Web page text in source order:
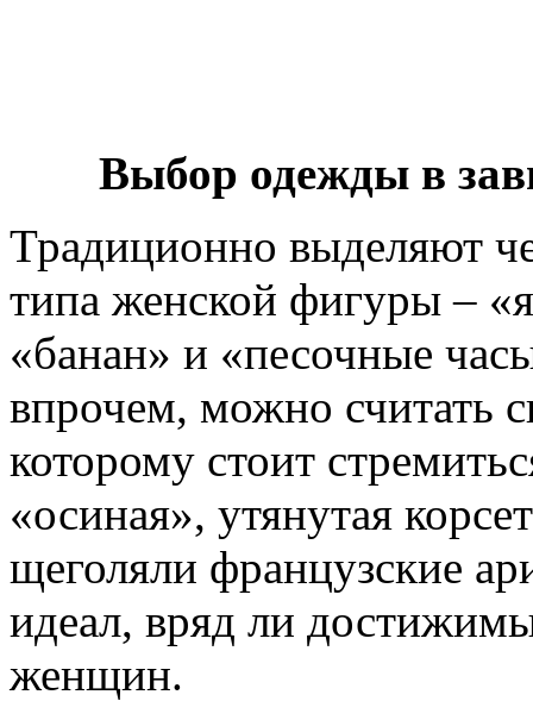
Выбор одежды в
Традиционно выделяют
типа женской фигуры –
«банан» и «песочные
впрочем, можно считать
которому стоит
«осиная», утянутая
щеголяли французские
идеал, вряд ли
женщин.